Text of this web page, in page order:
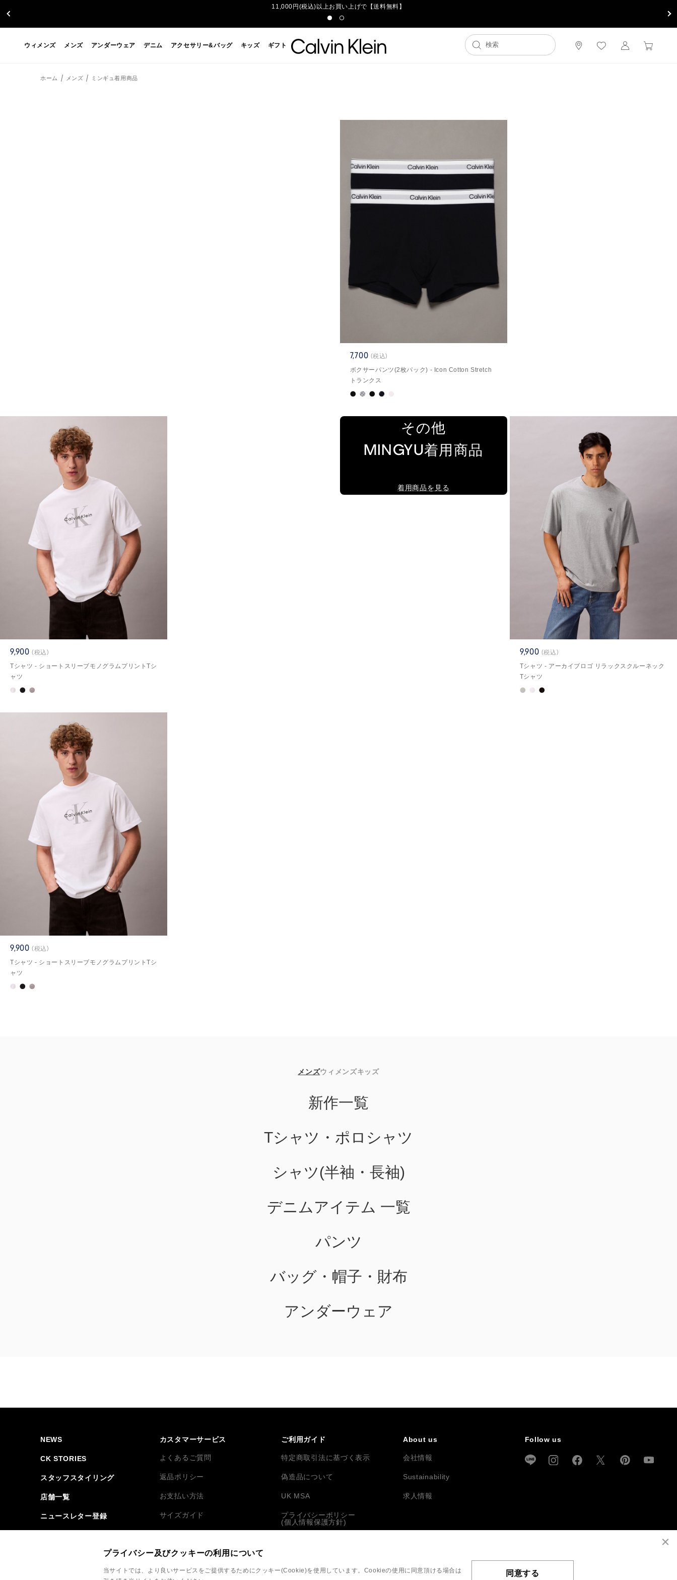
11,000円(税込)以上お買い上げで【送料無料】
ウィメンズ メンズ アンダーウェア デニム アクセサリー&バッグ キッズ ギフト
ホーム メンズ ミンギュ着用商品
7,700 (税込)
ボクサーパンツ(2枚パック) - Icon Cotton Stretch
トランクス
9,900 (税込)
Tシャツ - ショートスリーブモノグラムプリントTシ
ャツ
その他
MINGYU着用商品
着用商品を見る
9,900 (税込)
Tシャツ - アーカイブロゴ リラックスクルーネック
Tシャツ
9,900 (税込)
Tシャツ - ショートスリーブモノグラムプリントTシ
ャツ
メンズ
新作一覧
Tシャツ・ポロシャツ
シャツ(半袖・長袖)
デニムアイテム 一覧
パンツ
バッグ・帽子・財布
アンダーウェア
ウィメンズキッズ
NEWS
CK STORIES
スタッフスタイリング
店舗一覧
ニュースレター登録
カスタマーサービス
よくあるご質問
返品ポリシー
お支払い方法
サイズガイド
サイトマップ
ご利用ガイド
特定商取引法に基づく表示
偽造品について
UK MSA
プライバシーポリシー
(個人情報保護方針)
About us
会社情報
Sustainability
求人情報
Follow us
プライバシー及びクッキーの利用について
当サイトでは、より良いサービスをご提供するためにクッキー(Cookie)を使用しています。Cookieの使用に同意頂ける場合は
同意する